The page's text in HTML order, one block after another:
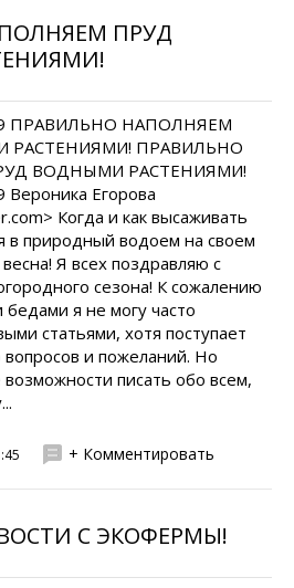
ПРУД
ПРАВИЛЬНО НАПОЛНЯЕМ
РАСТЕНИЯМИ! ПРАВИЛЬНО
ВОДНЫМИ РАСТЕНИЯМИ!
Егорова
Когда и как высаживать
в природный водоем на своем
Я всех поздравляю с
сезона! К сожалению
я не могу часто
статьями, хотя поступает
и пожеланий. Но
писать обо всем,
+ Комментировать
С ЭКОФЕРМЫ!